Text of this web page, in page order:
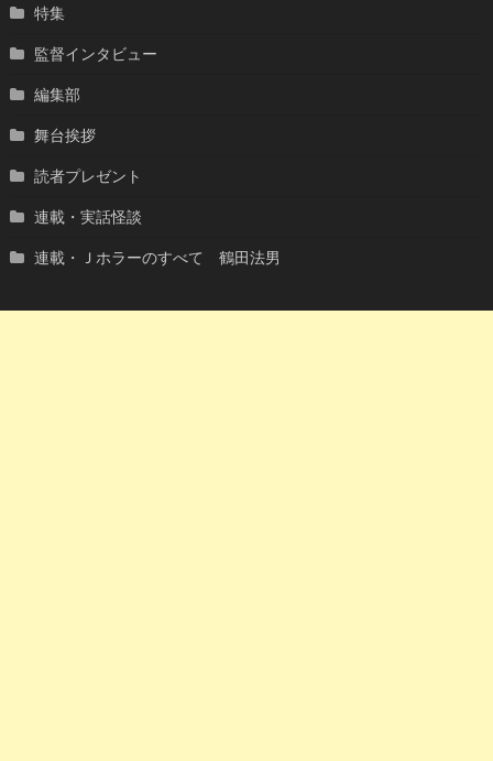
特集
監督インタビュー
編集部
舞台挨拶
読者プレゼント
連載・実話怪談
連載・Ｊホラーのすべて 鶴田法男